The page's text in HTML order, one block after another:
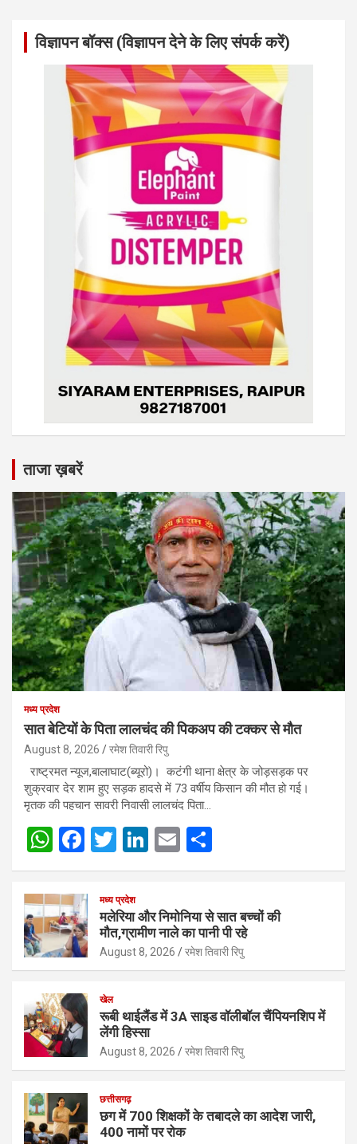
विज्ञापन बॉक्स (विज्ञापन देने के लिए संपर्क करें)
ताजा ख़बरें
मध्य प्रदेश
सात बेटियों के पिता लालचंद की पिकअप की टक्कर से मौत
August 8, 2026 रमेश तिवारी रिपु
राष्ट्रमत न्यूज,बालाघाट(ब्यूरो)। कटंगी थाना क्षेत्र के जोड़सड़क पर
शुक्रवार देर शाम हुए सड़क हादसे में 73 वर्षीय किसान की मौत हो गई।
मृतक की पहचान सावरी निवासी लालचंद पिता…
W
h
at
s
A
p
p
F
a
ce
b
o
o
k
T
wi
tt
er
Li
n
dI
n
E
m h
e
मध्य प्रदेश
मलेरिया और निमोनिया से सात बच्चों की
मौत,ग्रामीण नाले का पानी पी रहे
August 8, 2026 रमेश तिवारी रिपु
खेल
रूबी थाईलैंड में 3A साइड वॉलीबॉल चैंपियनशिप में
लेंगी हिस्सा
August 8, 2026 रमेश तिवारी रिपु
छत्तीसगढ़
छग में 700 शिक्षकों के तबादले का आदेश जारी,
400 नामों पर रोक